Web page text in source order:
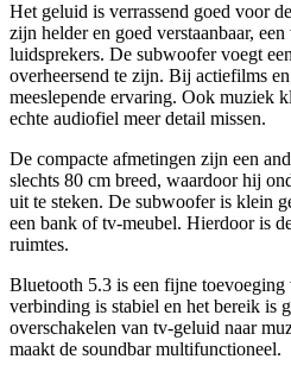
Het geluid is verrassend goed voor
zijn helder en goed verstaanbaar,
luidsprekers. De subwoofer voegt
overheersend te zijn. Bij actiefilms
meeslepende ervaring. Ook muziek
echte audiofiel meer detail missen.
De compacte afmetingen zijn een
slechts 80 cm breed, waardoor hij
uit te steken. De subwoofer is klein
een bank of tv-meubel. Hierdoor is
ruimtes.
Bluetooth 5.3 is een fijne toevoeging
verbinding is stabiel en het bereik is
overschakelen van tv-geluid naar
maakt de soundbar multifunctioneel.